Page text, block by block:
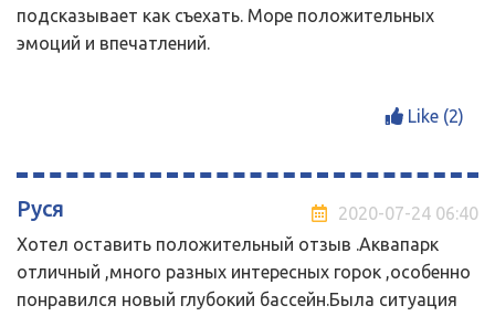
подсказывает как съехать. Море положительных
эмоций и впечатлений.
Like (2)
Руся
2020-07-24 06:40
Хотел оставить положительный отзыв .Аквапарк
отличный ,много разных интересных горок ,особенно
понравился новый глубокий бассейн.Была ситуация